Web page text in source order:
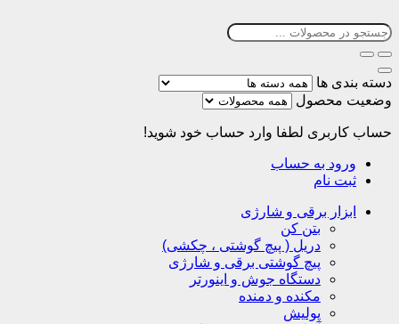
دسته بندی ها
وضعیت محصول
حساب کاربری لطفا وارد حساب خود شوید!
ورود به حساب
ثبت نام
ابزار برقی و شارژی
بتن کن
دریل ( پیچ گوشتی ، چکشی)
پیچ گوشتی برقی و شارژی
دستگاه جوش و اینورتر
مکنده و دمنده
پولیش